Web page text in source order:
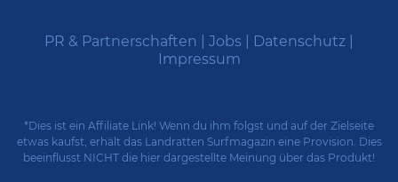
PR & Partnerschaften Jobs Datenschutz
Impressum
*Dies ist ein Affiliate Link! Wenn du ihm folgst und auf der Zielseite
etwas kaufst, erhält das Landratten Surfmagazin eine Provision. Dies
beeinflusst NICHT die hier dargestellte Meinung über das Produkt!